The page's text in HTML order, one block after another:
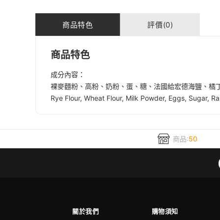
商品特色 評價(0)
商品特色
成分內容：
裸麥麵粉、高粉、奶粉、蛋、糖、法國給宏德海鹽、橘
Rye Flour, Wheat Flour, Milk Powder, Eggs, Sugar,
商品:50
關於我們 購物須知